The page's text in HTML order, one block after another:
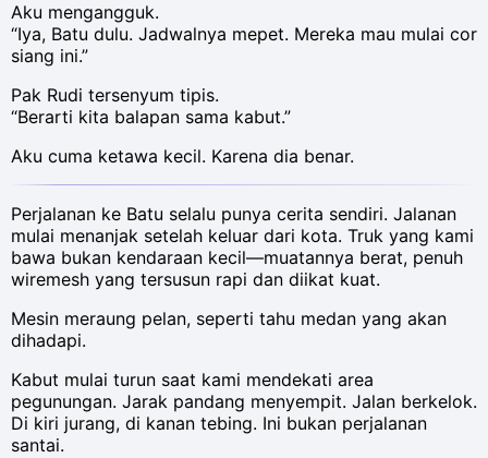
Aku mengangguk.
“Iya, Batu dulu. Jadwalnya mepet. Mereka mau mulai cor
siang ini.”
Pak Rudi tersenyum tipis.
“Berarti kita balapan sama kabut.”
Aku cuma ketawa kecil. Karena dia benar.
Perjalanan ke Batu selalu punya cerita sendiri. Jalanan
mulai menanjak setelah keluar dari kota. Truk yang kami
bawa bukan kendaraan kecil—muatannya berat, penuh
wiremesh yang tersusun rapi dan diikat kuat.
Mesin meraung pelan, seperti tahu medan yang akan
dihadapi.
Kabut mulai turun saat kami mendekati area
pegunungan. Jarak pandang menyempit. Jalan berkelok.
Di kiri jurang, di kanan tebing. Ini bukan perjalanan
santai.